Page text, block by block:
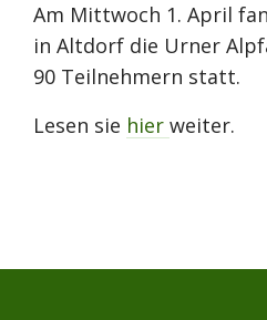
Am Mittwoch 1. April
in Altdorf die Urner
90 Teilnehmern statt.
Lesen sie hier weiter.